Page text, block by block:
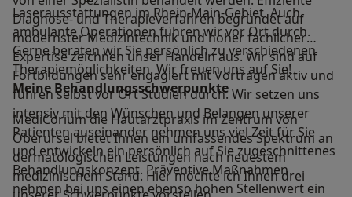
Laserausstattungen im Rhein-Main-Gebiet. Auch
ambulante Operationen führen wir vor Ort durch.
Gerne beraten wir Sie persönlich zu verschiedenen
Therapiemöglichkeiten. Wir freuen uns auf Sie!
Diagnose- und Therapieverfahren begründet auf
modernster Medizintechnik und hoher fachlicher
Expertise zeichnen unser Handeln aus. Wir sind auf
Fortbildungen sehr engagiert mit Vorträgen aktiv und
führen selbst vor Ort Studien durch. Wir setzen uns
intensiv mit den Wünschen und Belangen unserer
Patienten auseinander nehmen uns viel Zeit für Sie
und entwickeln ein persönlich auf Sie zugeschnittenes
Behandlungskonzept. Präventive Maßnahmen
nehmen bei uns einen ebenso hohen Stellenwert ein
Meine Behandlungs­schwerpunkte
MediCorium die Hautarztpraxis im Zentrum von
Oberursel bietet Ihnen ein umfassendes Spektrum an
dermatologischen Leistungen nach neuestem
medizinischem Stand. Hier möchte ich Ihnen drei